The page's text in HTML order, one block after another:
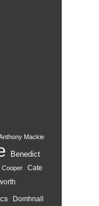
Mackie
Benedict
Cooper
Cate
Domhnall